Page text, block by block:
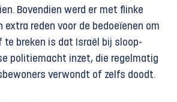
Bovendien werd er met flinke
extra reden voor de bedoeïenen om
te breken is dat Israël bij sloop-
politiemacht inzet, die regelmatig
verwondt of zelfs doodt.